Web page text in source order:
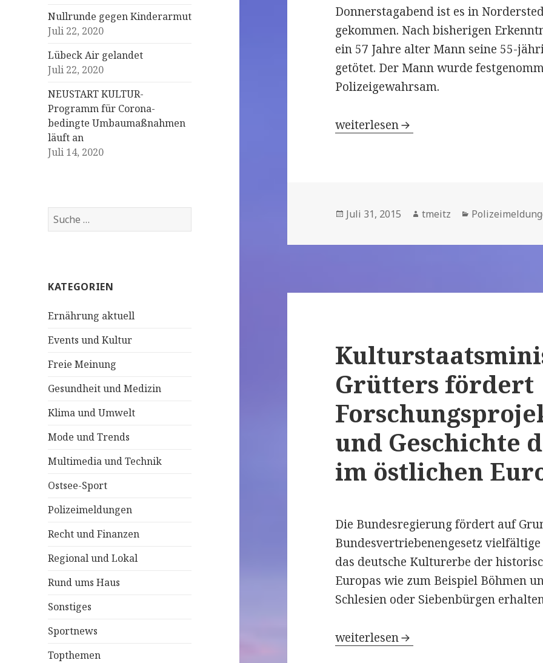
Nullrunde gegen Kinderarmut
Juli 22, 2020
Lübeck Air gelandet
Juli 22, 2020
NEUSTART KULTUR-
Programm für Corona-
bedingte Umbaumaßnahmen
läuft an
Juli 14, 2020
S
u
n
c
:
KATEGORIEN
Ernährung aktuell
Events und Kultur
Freie Meinung
Gesundheit und Medizin
Klima und Umwelt
Mode und Trends
Multimedia und Technik
Ostsee-Sport
Polizeimeldungen
Recht und Finanzen
Regional und Lokal
Rund ums Haus
Sonstiges
Sportnews
Topthemen
Donnerstagabend ist es in
gekommen. Nach bisherigen
ein 57 Jahre alter Mann seine 55-
getötet. Der Mann wurde
Polizeigewahrsam.
Norderstedt / Kiel: Kieler
weiterlesen
Veröffentlicht
Juli 31, 2015 Autor
tmeitz Kategorien
Grütters fördert
und Geschichte
im östlichen
Die Bundesregierung fördert auf
Bundesvertriebenengesetz
das deutsche Kulturerbe der
Europas wie zum Beispiel Böhmen
Schlesien oder Siebenbürgen
Kulturstaatsministerin Grütters
weiterlesen